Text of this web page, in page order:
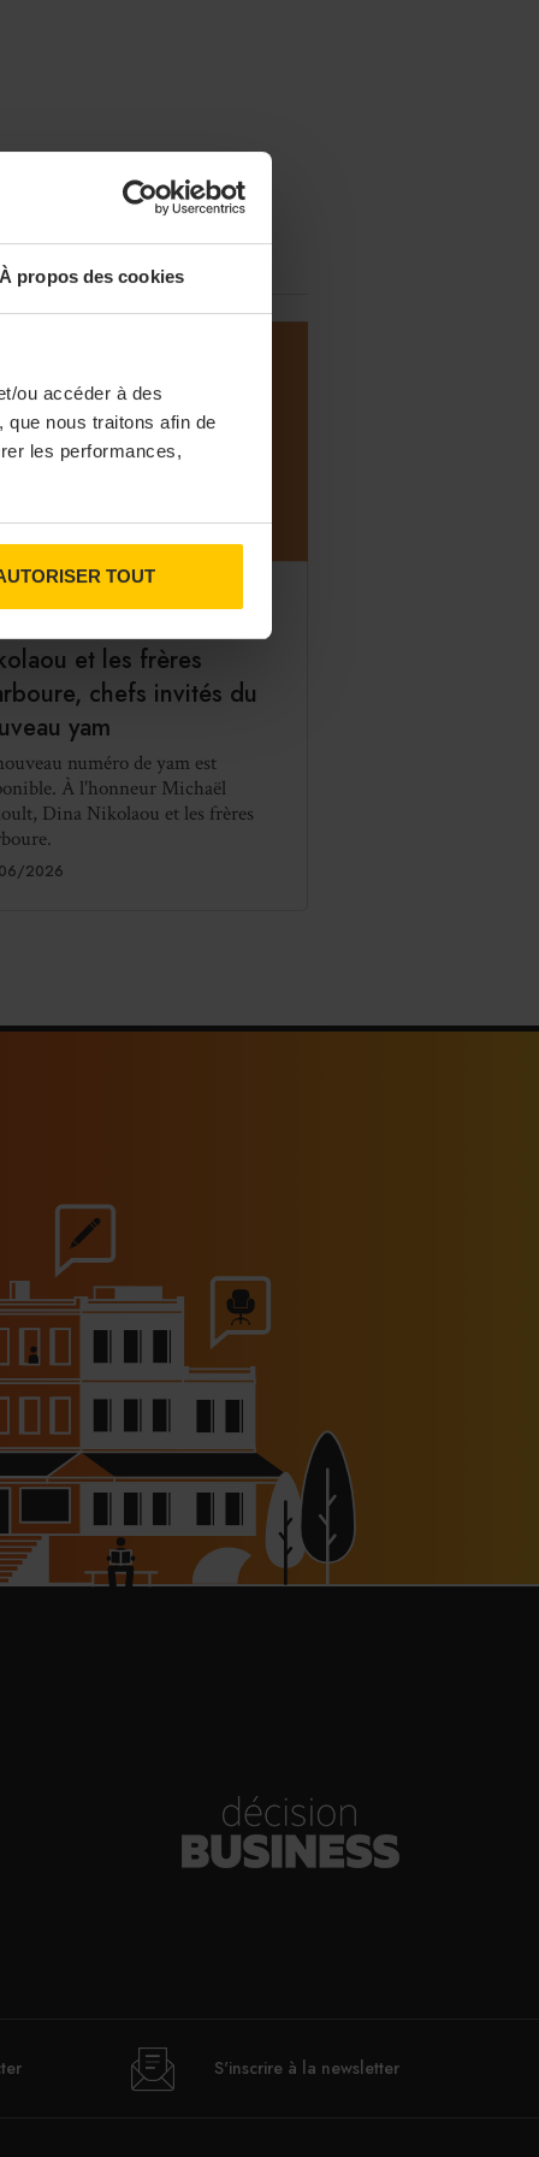
À propos des cookies
ou accéder à des
nous traitons afin de
les performances,
TOUT
et les frères
chefs invités du
yam
numéro de yam est
À l'honneur Michaël
Dina Nikolaou et les frères
2026
S'inscrire à la newsletter